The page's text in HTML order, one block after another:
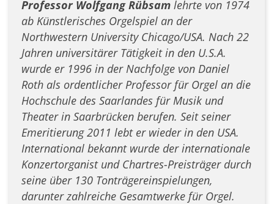
Professor Wolfgang Rübsam lehrte von 1974
ab Künstlerisches Orgelspiel an der
Northwestern University Chicago/USA. Nach 22
Jahren universitärer Tätigkeit in den U.S.A.
wurde er 1996 in der Nachfolge von Daniel
Roth als ordentlicher Professor für Orgel an die
Hochschule des Saarlandes für Musik und
Theater in Saarbrücken berufen. Seit seiner
Emeritierung 2011 lebt er wieder in den USA.
International bekannt wurde der internationale
Konzertorganist und Chartres-Preisträger durch
seine über 130 Tonträgereinspielungen,
darunter zahlreiche Gesamtwerke für Orgel.